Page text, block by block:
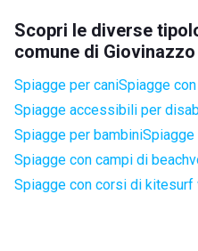
Scopri le diverse
comune di Giovinazzo
Spiagge per caniSpiagge
Spiagge accessibili per
Spiagge per bambini
Spiagge con campi di
Spiagge con corsi di